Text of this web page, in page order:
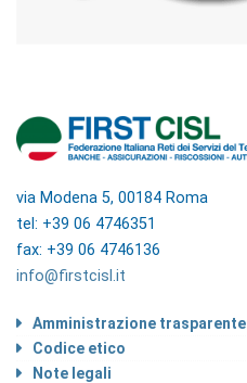
via Modena 5, 00184 Roma
tel: +39 06 4746351
fax: +39 06 4746136
info@firstcisl.it
Amministrazione trasparente
Codice etico
Note legali